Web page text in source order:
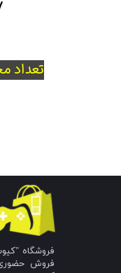
تعداد
فروش حضوری